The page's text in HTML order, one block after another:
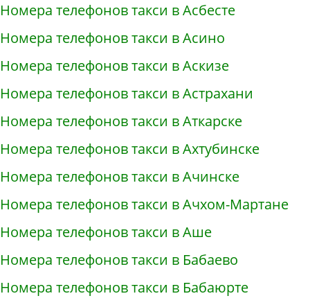
Номера телефонов такси в Асбесте
Номера телефонов такси в Асино
Номера телефонов такси в Аскизе
Номера телефонов такси в Астрахани
Номера телефонов такси в Аткарске
Номера телефонов такси в Ахтубинске
Номера телефонов такси в Ачинске
Номера телефонов такси в Ачхом-Мартане
Номера телефонов такси в Аше
Номера телефонов такси в Бабаево
Номера телефонов такси в Бабаюрте